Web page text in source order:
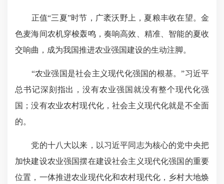
正值“三夏”时节，广袤沃野上，夏粮丰收在望。金
色麦海间农机穿梭轰鸣，奏响高效、精准、智能的夏收
交响曲，成为我国推进农业强国建设的生动注脚。
“农业强国是社会主义现代化强国的根基。”习近平
总书记深刻指出，没有农业强国就没有整个现代化强
国；没有农业农村现代化，社会主义现代化就是不全面
的。
党的十八大以来，以习近平同志为核心的党中央把
加快建设农业强国摆在建设社会主义现代化强国的重要
位置，一体推进农业现代化和农村现代化，乡村大地焕